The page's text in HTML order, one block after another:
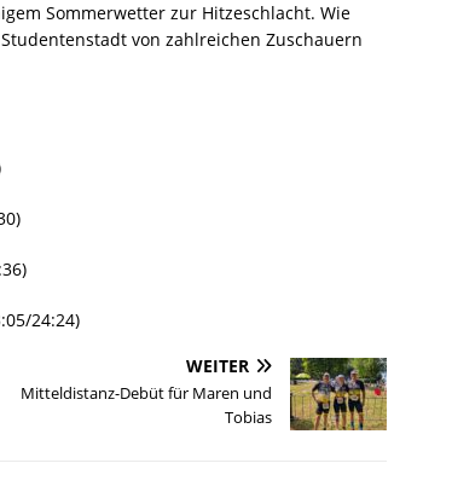
Sommerwetter zur Hitzeschlacht. Wie
von zahlreichen Zuschauern
24:24)
WEITER
Mitteldistanz-Debüt für Maren und
Tobias